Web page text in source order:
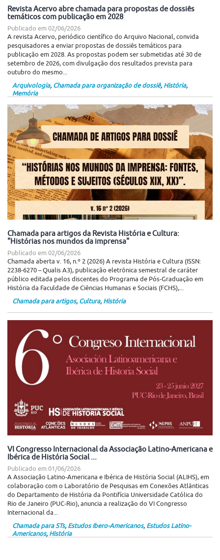
Revista Acervo abre chamada para propostas de dossiês
temáticos com publicação em 2028
Publicado em 02/06/2026
A revista Acervo, periódico científico do Arquivo Nacional, convida
pesquisadores a enviar propostas de dossiês temáticos para
publicação em 2028. As propostas podem ser submetidas até 30 de
setembro de 2026, com divulgação dos resultados prevista para
outubro do mesmo...
Arquivologia, Chamada para organização de dossiê, História,
Memória
Chamada para artigos da Revista História e Cultura:
"Histórias nos mundos da imprensa"
Publicado em 02/06/2026
Chamada aberta v. 16, n.º 2 (2026) A revista História e Cultura (ISSN:
2238-6270 – Qualis A3), publicação eletrônica semestral de caráter
público editada pelos discentes do Programa de Pós-Graduação em
História da Faculdade de Ciências Humanas e Sociais (FCHS),...
Chamada para artigos, Cultura, História
VI Congresso Internacional da Associação Latino-Americana e
Ibérica de História Social ...
Publicado em 01/06/2026
A Associação Latino-Americana e Ibérica de História Social (ALIHS), em
colaboração com o Laboratório de Pesquisas em Conexões Atlânticas
do Departamento de História da Pontifícia Universidade Católica do
Rio de Janeiro (PUC-Rio), anuncia a realização do VI Congresso
Internacional da...
Chamada para STs, Estudos Ibero-Americanos, Estudos Latino-
Americanos, História